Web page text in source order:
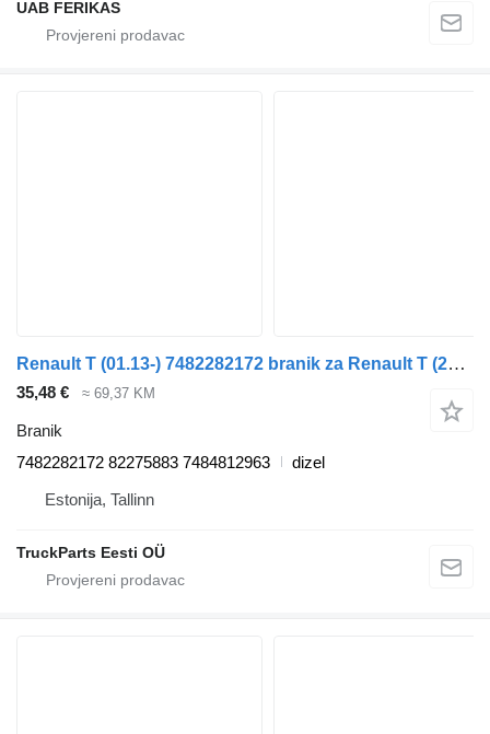
UAB FERIKAS
Renault T (01.13-) 7482282172 branik za Renault T (2013-) tegljača
35,48 € ≈ 69,37 KM
Branik
7482282172 82275883 7484812963
dizel
Estonija, Tallinn
TruckParts Eesti OÜ